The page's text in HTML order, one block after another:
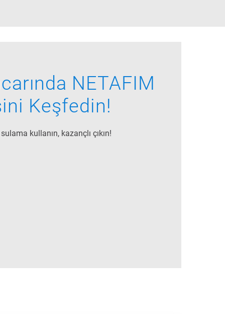
NETAFIM
Keşfedin!
kullanın, kazançlı çıkın!